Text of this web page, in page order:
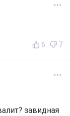
6 7
завидная